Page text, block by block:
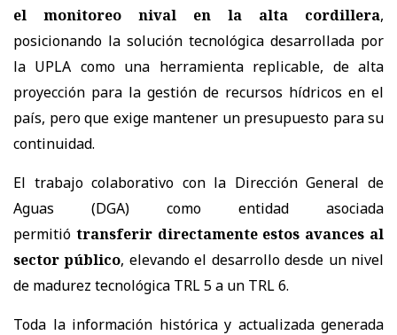
el monitoreo nival en la alta cordillera,
posicionando la solución tecnológica desarrollada por
la UPLA como una herramienta replicable, de alta
proyección para la gestión de recursos hídricos en el
país, pero que exige mantener un presupuesto para su
continuidad.
El trabajo colaborativo con la Dirección General de
Aguas (DGA) como entidad asociada
permitió transferir directamente estos avances al
sector público, elevando el desarrollo desde un nivel
de madurez tecnológica TRL 5 a un TRL 6.
Toda la información histórica y actualizada generada